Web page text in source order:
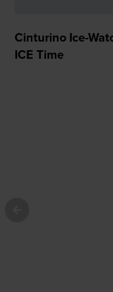
Cinturino Ice-
ICE Time